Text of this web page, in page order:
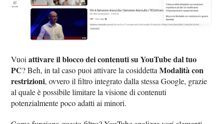
Vuoiattivare il blocco dei contenuti su YouTube dal tuo
PC? Beh, in tal caso puoi attivare la cosiddettaModalità con
restrizioni, ovvero il filtro integrato dalla stessa Google, grazie
al quale è possibile limitare la visione di contenuti
potenzialmente poco adatti ai minori.